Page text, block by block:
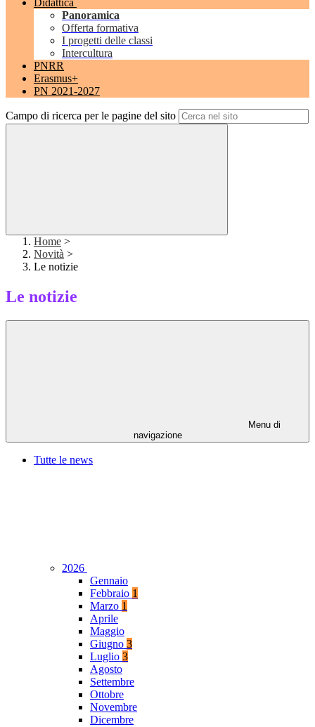
Didattica
Panoramica
Offerta formativa
I progetti delle classi
Intercultura
PNRR
Erasmus+
PN 2021-2027
Campo di ricerca per le pagine del sito
Home >
Novità >
Le notizie
Le notizie
Menu di
navigazione
Tutte le news
2026
Gennaio
Febbraio 1
Marzo 1
Aprile
Maggio
Giugno 3
Luglio 3
Agosto
Settembre
Ottobre
Novembre
Dicembre